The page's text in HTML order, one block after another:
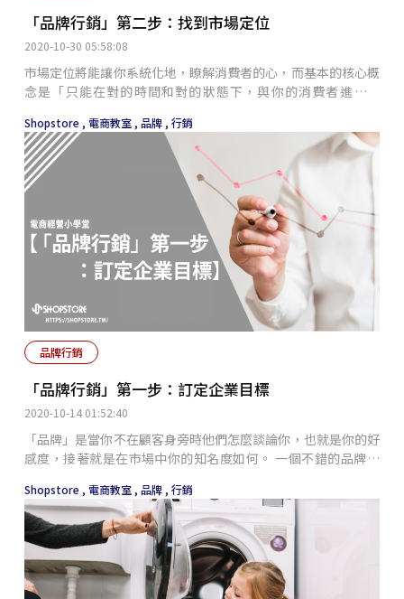
2020-10-30 05:58:08
「品牌行銷」第二步：找到市場定位
市場定位將能讓你系統化地，瞭解消費者的心，而基本的核心概
念是「只能在對的時間和對的狀態下，與你的消費者進行對
話才有機會為你帶來轉換。
Shopstore , 電商教室 , 品牌 , 行銷
品牌行銷
2020-10-14 01:52:40
「品牌行銷」第一步：訂定企業目標
「品牌」是當你不在顧客身旁時他們怎麼談論你，也就是你的好
感度，接著就是在市場中你的知名度如何。 一個不錯的品牌，
業可以透過這兩個指標來檢視自己的品牌。對於中小企業來說好
感度更甚於知名度，有一群死忠的顧客就能不花大錢開啟口碑行
銷。
Shopstore , 電商教室 , 品牌 , 行銷